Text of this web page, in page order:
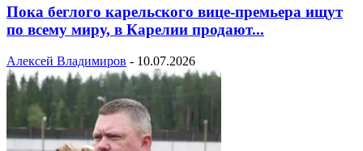
Пока беглого карельского вице-премьера ищут
по всему миру, в Карелии продают...
Алексей Владимиров - 10.07.2026